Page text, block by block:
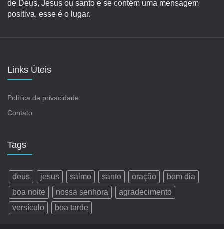
de Deus, Jesus ou santo e se contém uma mensagem
positiva, esse é o lugar.
Links Úteis
Política de privacidade
Contato
Tags
deus jesus salmo santo oração
bom dia
boa noite
nossa senhora
agradecimento
versículo
boa tarde